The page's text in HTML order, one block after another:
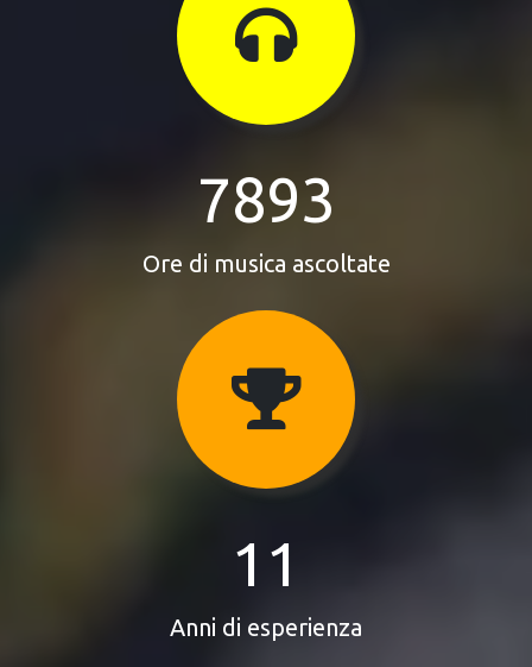
7893
Ore di musica ascoltate
11
Anni di esperienza